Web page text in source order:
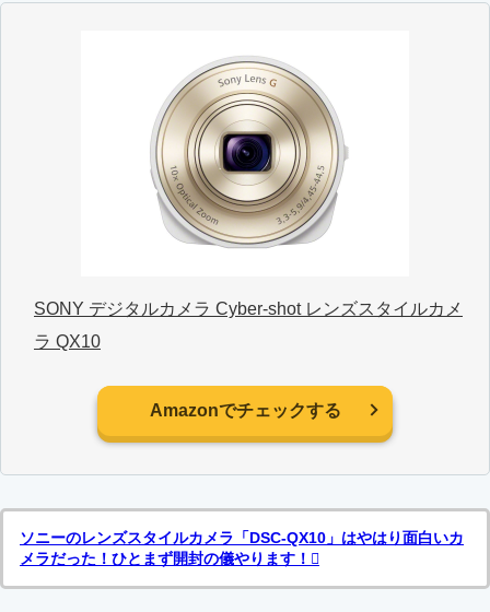
SONY デジタルカメラ Cyber-shot レンズスタイルカメ
ラ QX10
Amazonでチェックする
ソニーのレンズスタイルカメラ「DSC-QX10」はやはり面白いカ
メラだった！ひとまず開封の儀やります！